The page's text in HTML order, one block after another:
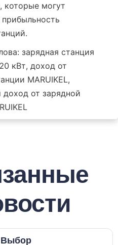
которые могут
прибыльность
зарядная станция
кВт, доход от
MARUIKEL,
от зарядной
Выбор